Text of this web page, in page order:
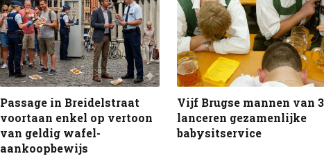
Passage in Breidelstraat
voortaan enkel op vertoon
van geldig wafel-
aankoopbewijs
Vijf Brugse mannen van
lanceren gezamenlijke
babysitservice